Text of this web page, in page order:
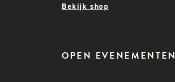
Bekijk shop
OPEN EVENEMENTEN